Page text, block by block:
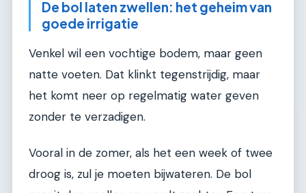
De bol laten zwellen: het geheim van
goede irrigatie
Venkel wil een vochtige bodem, maar geen
natte voeten. Dat klinkt tegenstrijdig, maar
het komt neer op regelmatig water geven
zonder te verzadigen.
Vooral in de zomer, als het een week of twee
droog is, zul je moeten bijwateren. De bol